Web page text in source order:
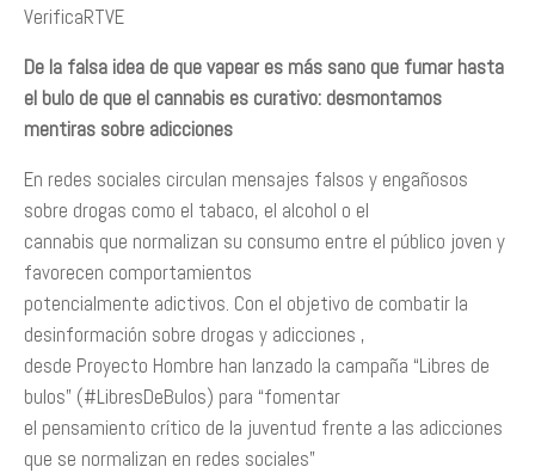
VerificaRTVE
De la falsa idea de que vapear es más sano que fumar hasta
el bulo de que el cannabis es curativo: desmontamos
mentiras sobre adicciones
En redes sociales circulan mensajes falsos y engañosos
sobre drogas como el tabaco, el alcohol o el
cannabis que normalizan su consumo entre el público joven y
favorecen comportamientos
potencialmente adictivos. Con el objetivo de combatir la
desinformación sobre drogas y adicciones ,
desde Proyecto Hombre han lanzado la campaña “Libres de
bulos” (#LibresDeBulos) para “fomentar
el pensamiento crítico de la juventud frente a las adicciones
que se normalizan en redes sociales”